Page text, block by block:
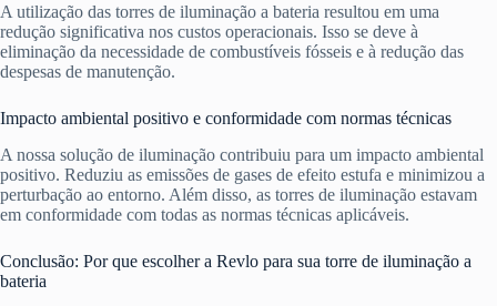
A utilização das torres de iluminação a bateria resultou em uma
redução significativa nos custos operacionais. Isso se deve à
eliminação da necessidade de combustíveis fósseis e à redução das
despesas de manutenção.
Impacto ambiental positivo e conformidade com normas técnicas
A nossa solução de iluminação contribuiu para um impacto ambiental
positivo. Reduziu as emissões de gases de efeito estufa e minimizou a
perturbação ao entorno. Além disso, as torres de iluminação estavam
em conformidade com todas as normas técnicas aplicáveis.
Conclusão: Por que escolher a Revlo para sua torre de iluminação a
bateria